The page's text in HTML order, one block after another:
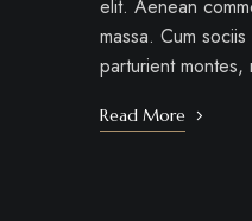
elit. Aenean
massa. Cum
parturient
Read More